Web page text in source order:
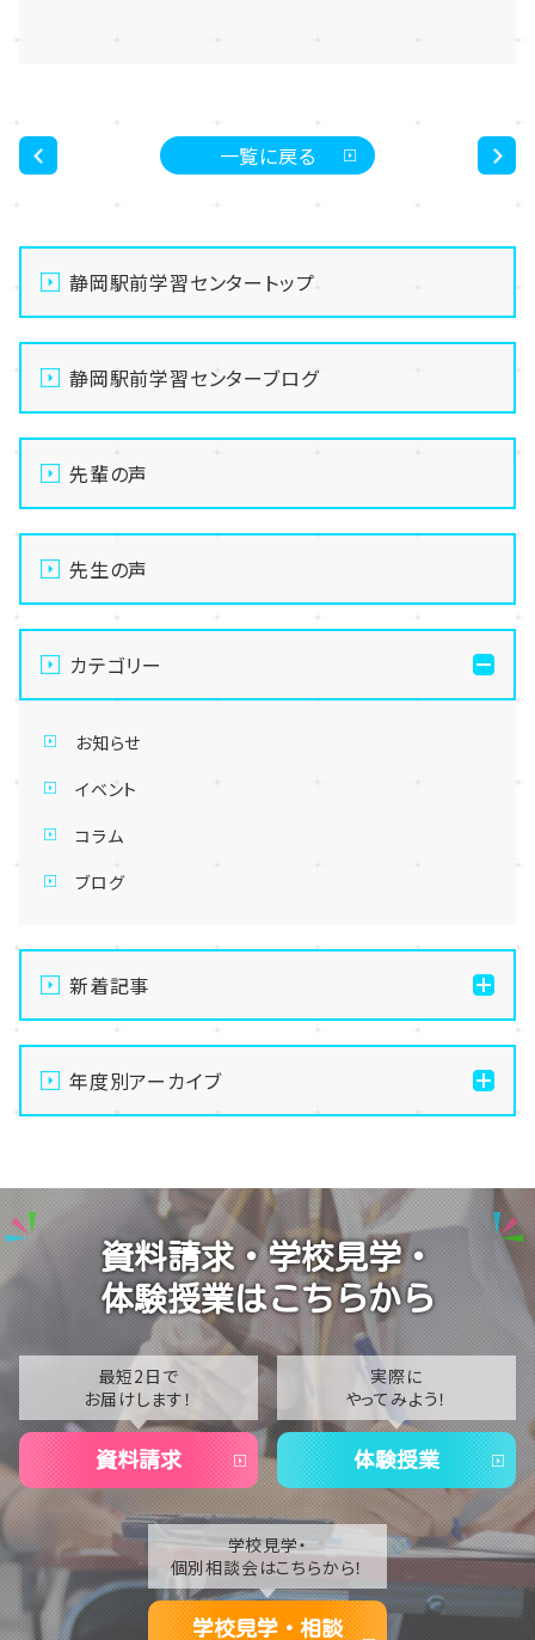
一覧に戻る
静岡駅前学習センタートップ
静岡駅前学習センターブログ
先輩の声
先生の声
カテゴリー
お知らせ
イベント
コラム
ブログ
新着記事
【本校スクーリング】茂原レポートPart3！みんなで囲む
楽しいご飯タイム
【本校スクーリング】茂原レポートPart2！2日目の授業
【本校スクーリング】いよいよ出発！2年生の一大イベン
トがスタート🙌
【生徒会活動】今年度も元気に始動！最高の「仲間」が
お迎えします
【進路サポート】未来への一歩！一年生から始める進路
ガイダンス
年度別アーカイブ
2025
2024
2023
2021
2020
資料請求・学校見学・
体験授業はこちらから
最短2日で
お届けします！
資料請求
実際に
やってみよう！
体験授業
学校見学・
個別相談会はこちらから！
学校見学・相談